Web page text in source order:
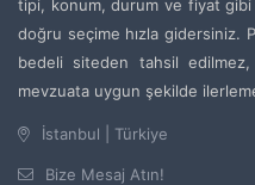
tipi, konum, durum ve fiyat gibi
doğru seçime hızla gidersiniz.
bedeli siteden tahsil
mevzuata uygun şekilde
İstanbul | Türkiye
Bize Mesaj Atın!